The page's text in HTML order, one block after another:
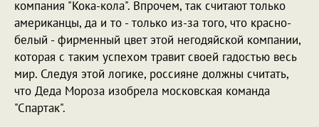
компания "Кока-кола". Впрочем, так считают только
американцы, да и то - только из-за того, что красно-
белый - фирменный цвет этой негодяйской компании,
которая с таким успехом травит своей гадостью весь
мир. Следуя этой логике, россияне должны считать,
что Деда Мороза изобрела московская команда
"Спартак".